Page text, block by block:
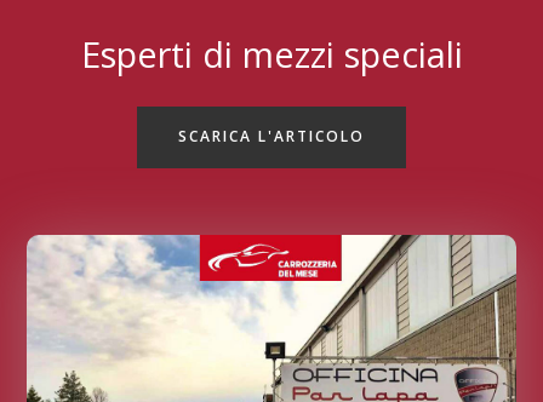
Esperti di mezzi speciali
SCARICA L'ARTICOLO